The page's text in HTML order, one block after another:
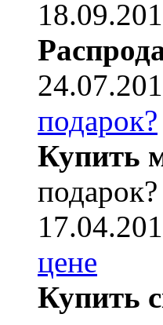
подарок?
Купить
подарок?
цене
Купить